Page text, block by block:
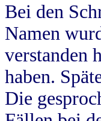
Bei den
Namen
verstanden
haben.
Die